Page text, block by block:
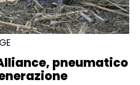
pneumatico